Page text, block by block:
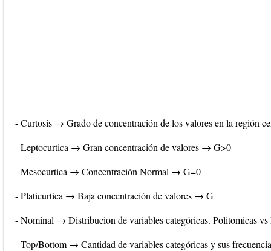
- Curtosis → Grado de concentración de los valores en la región
- Leptocurtica → Gran concentración de valores → G>0
- Mesocurtica → Concentración Normal → G=0
- Platicurtica → Baja concentración de valores → G
- Nominal → Distribucion de variables categóricas. Politomicas vs
- Top/Bottom → Cantidad de variables categóricas y sus